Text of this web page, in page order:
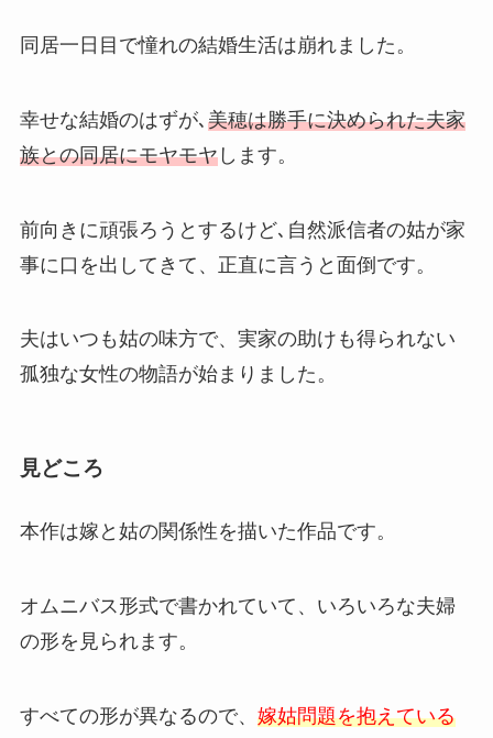
同居一日目で憧れの結婚生活は崩れました。
幸せな結婚のはずが､ 美穂は勝手に決められた夫家
族との同居にモヤモヤします。
前向きに頑張ろうとするけど､自然派信者の姑が家
事に口を出してきて、正直に言うと面倒です。
夫はいつも姑の味方で、実家の助けも得られない
孤独な女性の物語が始まりました。
見どころ
本作は嫁と姑の関係性を描いた作品です。
オムニバス形式で書かれていて、いろいろな夫婦
の形を見られます。
すべての形が異なるので、 嫁姑問題を抱えている